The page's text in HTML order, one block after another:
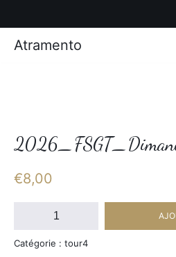
€8,00
quantité
Catégorie : tour4
Atramento
Photos